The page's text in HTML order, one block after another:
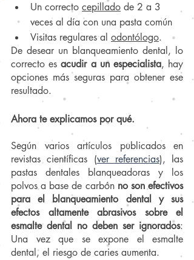
Un correcto cepillado de 2 a 3
veces al día con una pasta común
Visitas regulares al odontólogo.
De desear un blanqueamiento dental, lo
correcto es acudir a un especialista, hay
opciones más seguras para obtener ese
resultado.
Ahora te explicamos por qué.
Según varios artículos publicados en
revistas científicas (ver referencias), las
pastas dentales blanqueadoras y los
polvos a base de carbón no son efectivos
para el blanqueamiento dental y sus
efectos altamente abrasivos sobre el
esmalte dental no deben ser ignorados:
Una vez que se expone el esmalte
dental, el riesgo de caries aumenta.